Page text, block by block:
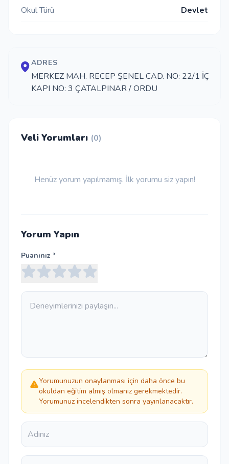
Okul Ekle
Okul Türü Devlet
ADRES
MERKEZ MAH. RECEP ŞENEL CAD. NO: 22/1 İÇ
KAPI NO: 3 ÇATALPINAR / ORDU
Veli Yorumları (0)
Henüz yorum yapılmamış. İlk yorumu siz yapın!
Yorum Yapın
Puanınız *
Yorumunuzun onaylanması için daha önce bu
okuldan eğitim almış olmanız gerekmektedir.
Yorumunuz incelendikten sonra yayınlanacaktır.